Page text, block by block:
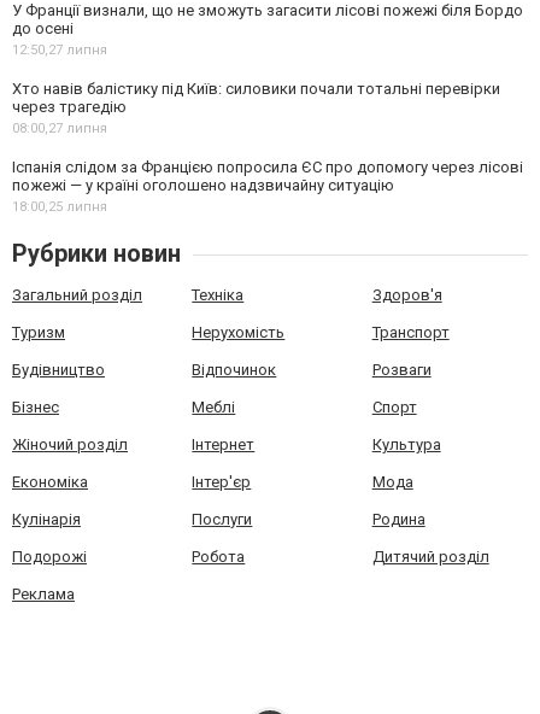
У Франції визнали, що не зможуть загасити лісові пожежі біля Бордо
до осені
12:50,27 липня
Хто навів балістику під Київ: силовики почали тотальні перевірки
через трагедію
08:00,27 липня
Іспанія слідом за Францією попросила ЄС про допомогу через лісові
пожежі — у країні оголошено надзвичайну ситуацію
18:00,25 липня
Рубрики новин
Загальний розділ Техніка Здоров'я
Туризм Нерухомість Транспорт
Будівництво Відпочинок Розваги
Бізнес Меблі Спорт
Жіночий розділ Інтернет Культура
Економіка Інтер'єр Мода
Кулінарія Послуги Родина
Подорожі Робота Дитячий розділ
Реклама